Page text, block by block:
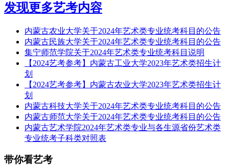
发现更多艺考内容
内蒙古农业大学关于2024年艺术类专业统考科目的公告
内蒙古民族大学关于2024年艺术类专业统考科目的公告
集宁师范学院关于2024年艺术类专业统考科目说明
【2024艺考参考】内蒙古工业大学2023年艺术类招生计
划
【2024艺考参考】内蒙古农业大学2023年艺术类招生计
划
内蒙古科技大学关于2024年艺术类专业统考科目的公告
内蒙古师范大学关于2024年艺术类专业统考科目的公告
内蒙古艺术学院2024年艺术类专业与各生源省份艺术类
专业统考子科类对照表
带你看艺考